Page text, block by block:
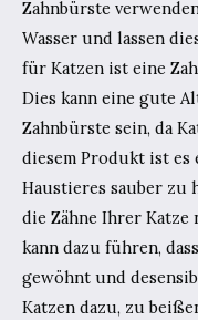
Zahnbürste
Wasser und lassen
für Katzen ist eine
Dies kann eine gute
Zahnbürste sein, da
diesem Produkt ist es
Haustieres sauber zu
die Zähne Ihrer
kann dazu führen,
gewöhnt und
Katzen dazu, zu